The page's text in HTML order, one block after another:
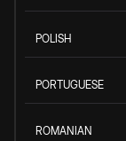
POLISH
PORTUGUESE
ROMANIAN